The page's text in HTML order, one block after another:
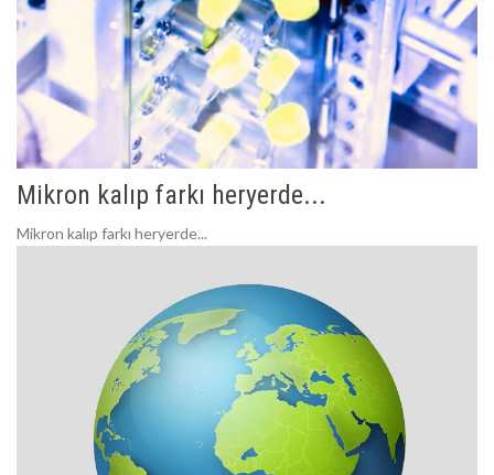
Mikron kalıp farkı heryerde...
Mikron kalıp farkı heryerde...